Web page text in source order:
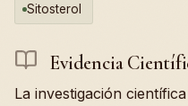
Sitosterol
Evidencia
La investigación